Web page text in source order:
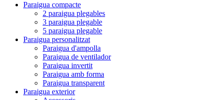
Paraigua compacte
2 paraigua plegables
3 paraigua plegable
5 paraigua plegable
Paraigua personalitzat
Paraigua d'ampolla
Paraigua de ventilador
Paraigua invertit
Paraigua amb forma
Paraigua transparent
Paraigua exterior